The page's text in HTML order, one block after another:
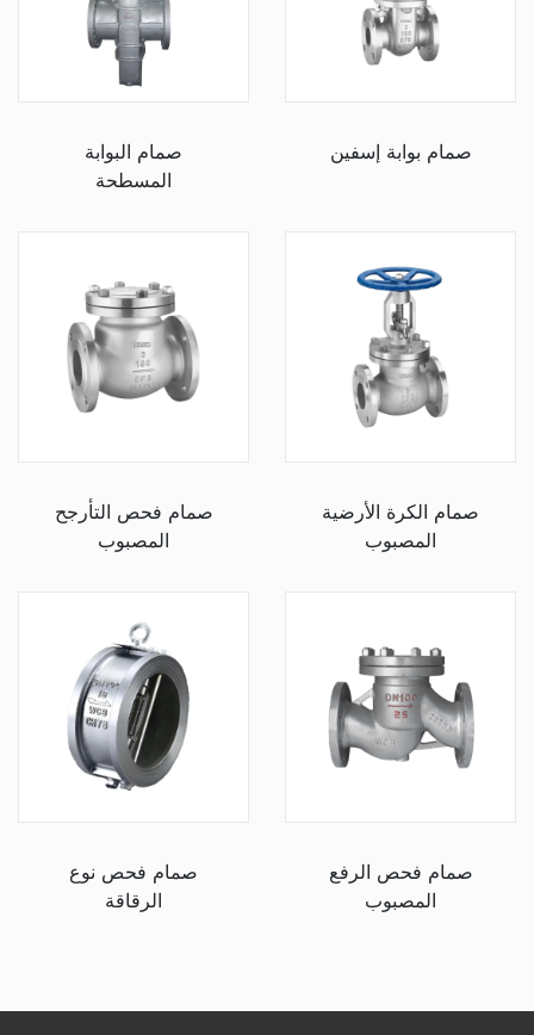
صمام بوابة إسفين
صمام البوابة
المسطحة
صمام الكرة الأرضية
المصبوب
صمام فحص التأرجح
المصبوب
صمام فحص الرفع
المصبوب
صمام فحص نوع
الرقاقة